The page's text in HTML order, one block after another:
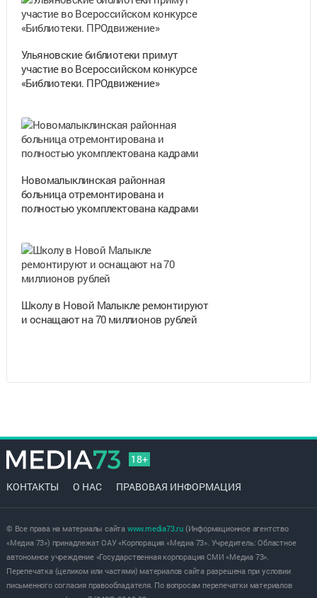
Ульяновские библиотеки примут
участие во Всероссийском конкурсе
«Библиотеки. ПРОдвижение»
Новомалыклинская районная
больница отремонтирована и
полностью укомплектована кадрами
Школу в Новой Малыкле ремонтируют
и оснащают на 70 миллионов рублей
18+
КОНТАКТЫ О НАС ПРАВОВАЯ ИНФОРМАЦИЯ
© Все права на материалы сайта www.media73.ru(Информационное агентство
«Медиа 73») принадлежат ОАУ «Корпорация «Медиа 73». Учредитель: Областное
автономное учреждение «Государственная корпорация СМИ «Медиа 73».
Перепечатка (целиком или частями) материалов сайта разрешена при условии
письменного согласия правообладателя. По вопросам перепечатки материалов